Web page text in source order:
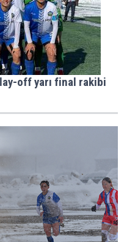
off yarı final rakibi